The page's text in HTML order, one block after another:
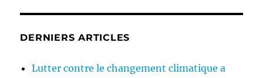
DERNIERS ARTICLES
Lutter contre le changement climatique a